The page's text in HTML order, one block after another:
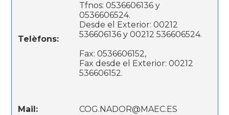
Telèfons:
Tfnos: 0536606136 y
0536606524.
Desde el Exterior: 00212
536606136 y 00212 536606524.
Fax: 0536606152,
Fax desde el Exterior: 00212
536606152.
Mail: COG.NADOR@MAEC.ES